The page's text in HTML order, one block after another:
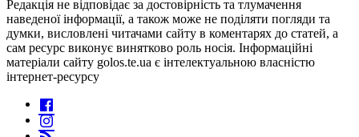
Редакція не відповідає за достовірність та тлумачення
наведеної інформації, а також може не поділяти погляди та
думки, висловлені читачами сайту в коментарях до статей, а
сам ресурс виконує винятково роль носія. Інформаційні
матеріали сайту golos.te.ua є інтелектуальною власністю
інтернет-ресурсу